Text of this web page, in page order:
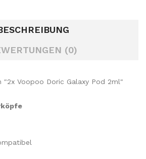
(0)
"2x Voopoo Doric Galaxy Pod 2ml"